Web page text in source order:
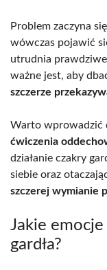
Problem zaczyna
wówczas pojawić
utrudnia
ważne jest, aby
szczerze
Warto wprowadzić
ćwiczenia
działanie czakry
siebie oraz
szczerej wymianie
Jakie emocje
gardła?